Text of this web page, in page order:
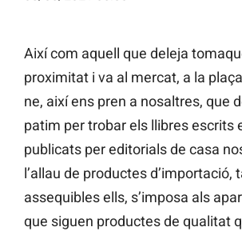
Així com aquell que deleja
proximitat i va al mercat, a la
ne, així ens pren a nosaltres, que
patim per trobar els llibres escrits
publicats per editorials de casa
l’allau de productes d’importació,
assequibles ells, s’imposa als
que siguen productes de qualitat